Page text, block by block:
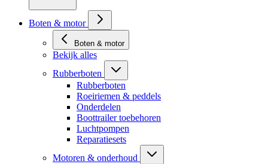
Boten & motor
Boten & motor
Bekijk alles
Rubberboten
Rubberboten
Roeiriemen & peddels
Onderdelen
Boottrailer toebehoren
Luchtpompen
Reparatiesets
Motoren & onderhoud